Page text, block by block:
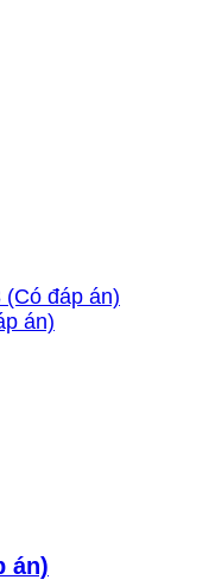
đáp án)
án)
án)